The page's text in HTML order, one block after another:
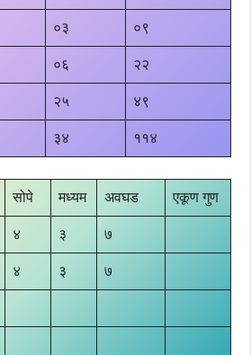
०३ ०९
०६ २२
२५ ४९
३४ ११४
सोपे मध्यम अवघड एकूण गुण
४ ३ ७
४ ३ ७